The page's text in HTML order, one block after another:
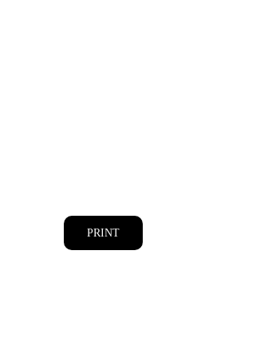
PRINT